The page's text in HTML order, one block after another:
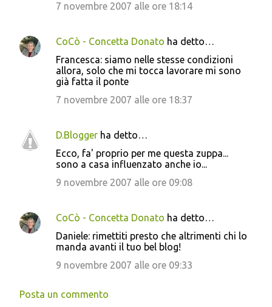
7 novembre 2007 alle ore 18:14
CoCò - Concetta Donato ha detto…
Francesca: siamo nelle stesse condizioni
allora, solo che mi tocca lavorare mi sono
già fatta il ponte
7 novembre 2007 alle ore 18:37
D.Blogger ha detto…
Ecco, fa' proprio per me questa zuppa...
sono a casa influenzato anche io...
9 novembre 2007 alle ore 09:08
CoCò - Concetta Donato ha detto…
Daniele: rimettiti presto che altrimenti chi lo
manda avanti il tuo bel blog!
9 novembre 2007 alle ore 09:33
Posta un commento